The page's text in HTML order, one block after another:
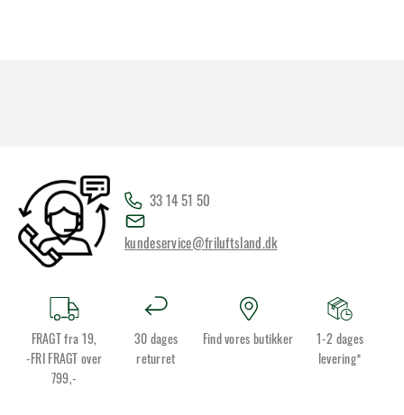
33 14 51 50
kundeservice@friluftsland.dk
FRAGT fra 19,
-FRI FRAGT over
799,-
30 dages
returret
Find vores butikker
1-2 dages
levering*